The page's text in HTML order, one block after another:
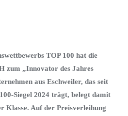
TOP 100 hat die
zum „Innovator des Jahres
aus Eschweiler, das seit
Siegel 2024 trägt, belegt damit
Klasse. Auf der Preisverleihung